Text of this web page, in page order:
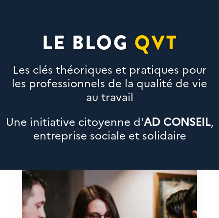
LE BLOG QVT
Les clés théoriques et pratiques pour
les professionnels de la qualité de vie
au travail
Une initiative citoyenne d'AD CONSEIL,
entreprise sociale et solidaire